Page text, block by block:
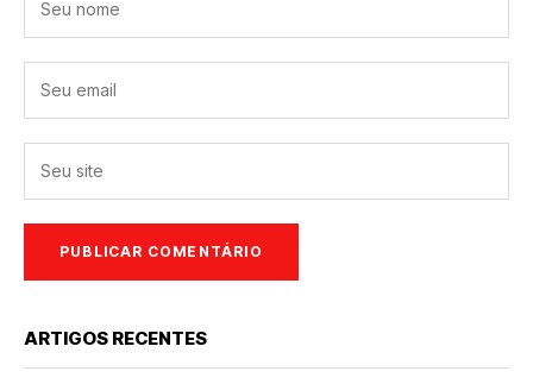
ARTIGOS RECENTES